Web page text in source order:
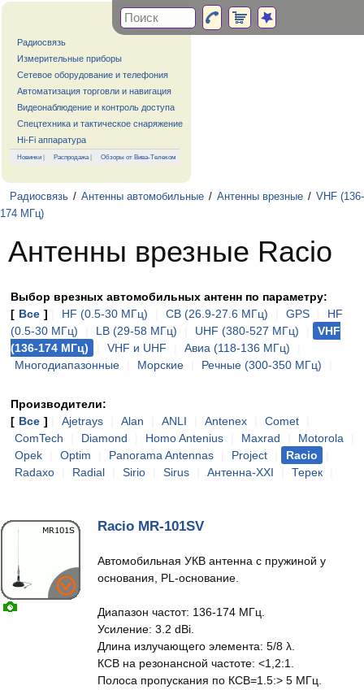
Радиосвязь
Измерительные приборы
Сетевое оборудование и телефония
Автоматизация торговли и навигация
Видеонаблюдение и контроль доступа
Спецтехника и тактическое снаряжение
Hi-Fi аппаратура
Новинки | Распродажа| Обзоры от Вива-Телеком
Радиосвязь / Антенны автомобильные / Антенны врезные / VHF (136-
174 МГц)
Антенны врезные Racio
Выбор врезных автомобильных антенн по параметру:
[ Все ] HF (0.5-30 МГц) CB (26.9-27.6 МГц) GPS
HF
(0.5-30 МГц)
LB (29-58 МГц) UHF (380-527 МГц)
VHF
(136-174 МГц)
VHF и UHF Авиа (118-136 МГц)
Многодиапазонные
Морские Речные (300-350 МГц)
Производители:
[ Все ] Ajetrays Alan ANLI Antenex Comet
ComTech
Diamond Homo Antenius Maxrad Motorola
Opek
Optim Panorama Antennas Project Racio
Radaxo
Radial Sirio Sirus Антенна-XXI Терек
Racio MR-101SV
Автомобильная УКВ антенна с пружиной у
основания, PL-основание.
Диапазон частот: 136-174 МГц.
Усиление: 3.2 dBi.
Длина излучающего элемента: 5/8 λ.
КСВ на резонансной частоте: <1,2:1.
Полоса пропускания по КСВ=1.5:> 5 МГц.